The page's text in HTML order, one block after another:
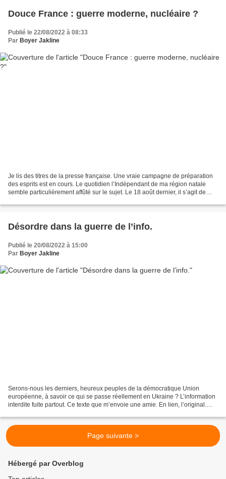
Douce France : guerre moderne, nucléaire ?
Publié le 22/08/2022 à 08:33
Par Boyer Jakline
Je lis des titres de la presse française. Une vraie campagne de préparation
des esprits est en cours. Le quotidien l’Indépendant de ma région natale
semble particulièrement affûté sur le sujet. Le 18 août dernier, il s’agit de
Désordre dans la guerre de l’info.
Publié le 20/08/2022 à 15:00
Par Boyer Jakline
Serons-nous les derniers, heureux peuples de la démocratique Union
européenne, à savoir ce qui se passe réellement en Ukraine ? L’information
interdite fuite partout. Ce texte que m’envoie une amie. En lien, l’original.
Page suivante >
Hébergé par Overblog